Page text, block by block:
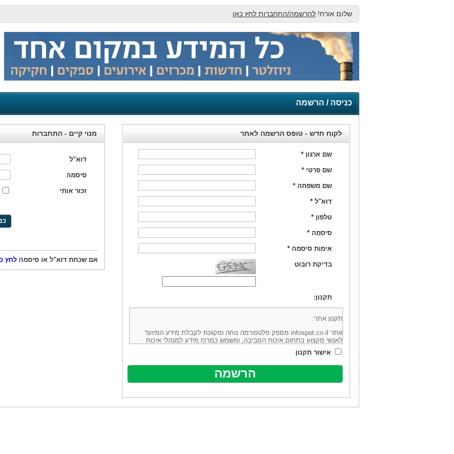
שלום אורח! להרשמה/התחברות לחץ כאן
כניסה / הרשמה
מנוי קיים - התחברות
דוא"ל
סיסמה
זכור אותי
אם שכחת דוא"ל או סיסמה לחץ
לקוח חדש - טופס הרשמה לאתר
שם ארגון *
שם פרטי *
שם משפחה *
דוא"ל *
טלפון *
סיסמה *
אימות סיסמה *
בדיקת רובוט
תקנון:
תקנון אתר:
אתר infospot.co.il מספק פלטפורמה נוחה ומקוונת לקבלת מידע המיועד
לאנשי מקצוע בתחום איכות הסביבה, ומשמש כמרכז מידע למנהלי איכות
סביבה (להלן: "המידע"). האתר בבעלותה ובניהולה של חברת יזמות וידע
מיקוד 6113102 ובדוא"ל: office@infospot.co.il (להלן: "האתר").
האתר אינו מספק את השירותים המפורסמים באתר ע"י ספקים שונים, איננו
מוכר את השירות המוצע באתר ע"י ספקים שונים, איננו מעורב במתן השירות
אלקטרונית של פרסום עבור נותני שירותים אלו. במילים אחרות, האחריות על
ביצוע העסקה בין הגולשים לבין המפרסמים נותני השירות ואיכותה מוטלת על
אישור תקנון